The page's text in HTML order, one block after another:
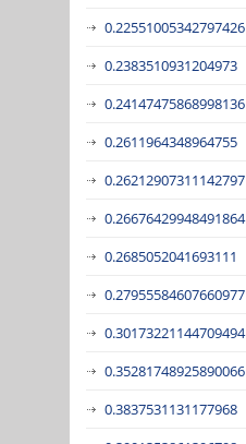
0.22551005342797426
0.2383510931204973
0.24147475868998136
0.2611964348964755
0.26212907311142797
0.26676429948491864
0.2685052041693111
0.27955584607660977
0.30173221144709494
0.35281748925890066
0.3837531131177968